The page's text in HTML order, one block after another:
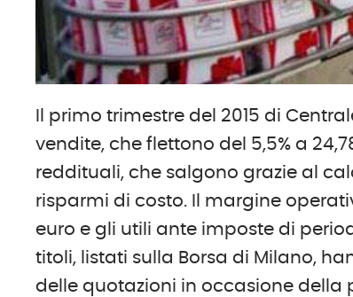
Il primo trimestre del 2015 di
vendite, che flettono del 5,5% a
reddituali, che salgono grazie al
risparmi di costo. Il margine
euro e gli utili ante imposte di
titoli, listati sulla Borsa di Milano,
delle quotazioni in occasione della